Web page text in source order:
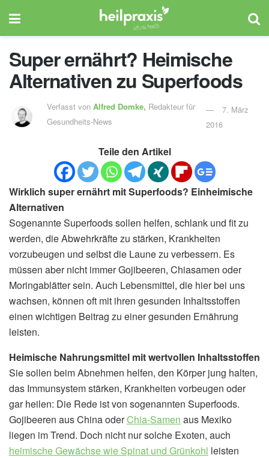
Super ernährt? Heimische
Alternativen zu Superfoods
Verfasst von Alfred Domke, Redakteur für
Gesundheits-News
7. März
2016
Teile den Artikel
Wirklich super ernährt mit Superfoods? Einheimische
Alternativen
Sogenannte Superfoods sollen helfen, schlank und fit zu
werden, die Abwehrkräfte zu stärken, Krankheiten
vorzubeugen und selbst die Laune zu verbessern. Es
müssen aber nicht immer Gojibeeren, Chiasamen oder
Moringablätter sein. Auch Lebensmittel, die hier bei uns
wachsen, können oft mit ihren gesunden Inhaltsstoffen
einen wichtigen Beitrag zu einer gesunden Ernährung
leisten.
Heimische Nahrungsmittel mit wertvollen Inhaltsstoffen
Sie sollen beim Abnehmen helfen, den Körper jung halten,
das Immunsystem stärken, Krankheiten vorbeugen oder
gar heilen: Die Rede ist von sogenannten Superfoods.
Gojibeeren aus China oderChia-Samen aus Mexiko
liegen im Trend. Doch nicht nur solche Exoten, auch
heimische Gewächse wie Spinat und Grünkohl leisten